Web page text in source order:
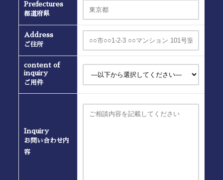
Prefectures
都道府県
Address
ご住所
content of
inquiry
ご用件
Inquiry
お問い合わせ内
容